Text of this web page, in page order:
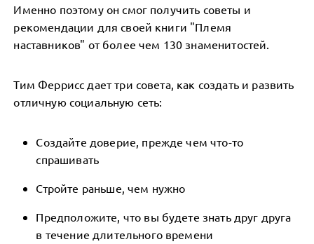
Именно поэтому он смог получить советы и
рекомендации для своей книги "Племя
наставников" от более чем 130 знаменитостей.
Тим Феррисс дает три совета, как создать и развить
отличную социальную сеть:
Создайте доверие, прежде чем что-то
спрашивать
Стройте раньше, чем нужно
Предположите, что вы будете знать друг друга
в течение длительного времени